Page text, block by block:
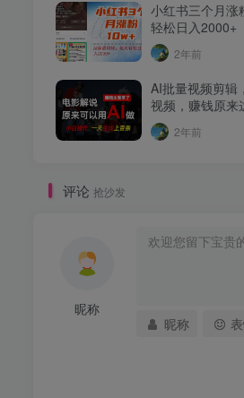
小红书三个月涨
轻松日入2000+
2年前
AI批量视频剪辑
视频，赚钱原来
2年前
评论 抢沙发
昵称
昵称